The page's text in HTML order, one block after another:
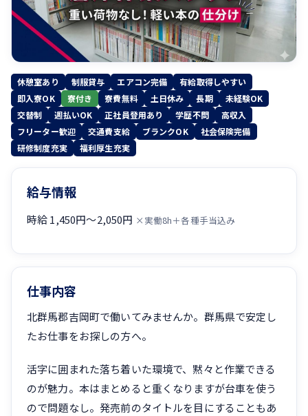
休憩室あり 制服貸与 エアコン完備
有給取得しやすい
即入寮OK
寮付き 寮費無料 土日休み 長期
未経験OK
交替制
週払いOK 正社員登用あり 学歴不問
高収入
フリーター歓迎
交通費支給 ブランクOK
社会保険完備
研修制度充実
福利厚生充実
給与情報
時給 1,450円〜2,050円 ×実働8h＋各種手当込み
仕事内容
北群馬郡吉岡町で働いてみませんか。群馬県で安定し
たお仕事をお探しの方へ。
活字に囲まれた落ち着いた環境で、黙々と作業できる
のが魅力。本はまとめると重くなりますが台車を使う
ので問題なし。発売前のタイトルを目にすることもあ